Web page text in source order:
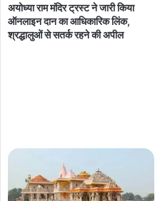
अयोध्या राम मंदिर ट्रस्ट ने जारी किया
ऑनलाइन दान का आधिकारिक लिंक,
श्रद्धालुओं से सतर्क रहने की अपील